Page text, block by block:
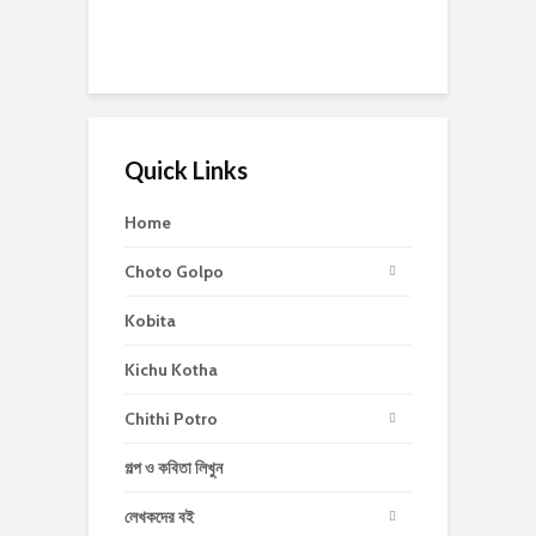
Quick Links
Home
Choto Golpo
Kobita
Kichu Kotha
Chithi Potro
গল্প ও কবিতা লিখুন
লেখকদের বই